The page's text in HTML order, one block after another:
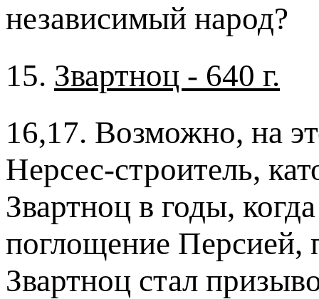
независимый народ?
15. Звартноц - 640 г.
16,17. Возможно, на
Нерсес-строитель,
Звартноц в годы,
поглощение Персией,
Звартноц стал